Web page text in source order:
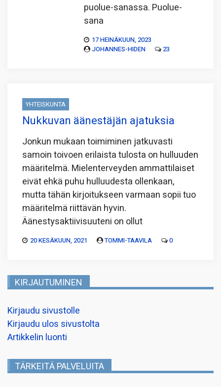
puolue-sanassa. Puolue-
sana
17 HEINÄKUUN, 2023
JOHANNES-HIDEN
23
YHTEISKUNTA
Nukkuvan äänestäjän ajatuksia
Jonkun mukaan toimiminen jatkuvasti
samoin toivoen erilaista tulosta on hulluuden
määritelmä. Mielenterveyden ammattilaiset
eivät ehkä puhu hulluudesta ollenkaan,
mutta tähän kirjoitukseen varmaan sopii tuo
määritelmä riittävän hyvin.
Äänestysaktiivisuuteni on ollut
20 KESÄKUUN, 2021 TOMMI-TAAVILA 0
KIRJAUTUMINEN
Kirjaudu sivustolle
Kirjaudu ulos sivustolta
Artikkelin luonti
TÄRKEITÄ PALVELUITA